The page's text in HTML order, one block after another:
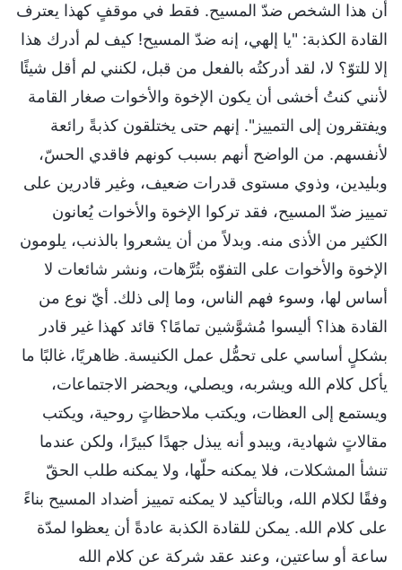
أن هذا الشخص ضدّ المسيح. فقط في موقفٍ كهذا يعترف
القادة الكذبة: "يا إلهي، إنه ضدّ المسيح! كيف لم أدرك هذا
إلا للتوّ؟ لا، لقد أدركتُه بالفعل من قبل، لكنني لم أقل شيئًا
لأنني كنتُ أخشى أن يكون الإخوة والأخوات صغار القامة
ويفتقرون إلى التمييز". إنهم حتى يختلقون كذبةً رائعة
لأنفسهم. من الواضح أنهم بسبب كونهم فاقدي الحسّ،
وبليدين، وذوي مستوى قدرات ضعيف، وغير قادرين على
تمييز ضدّ المسيح، فقد تركوا الإخوة والأخوات يُعانون
الكثير من الأذى منه. وبدلاً من أن يشعروا بالذنب، يلومون
الإخوة والأخوات على التفوّه بتُرَّهات، ونشر شائعات لا
أساس لها، وسوء فهم الناس، وما إلى ذلك. أيّ نوع من
القادة هذا؟ أليسوا مُشوَّشين تمامًا؟ قائد كهذا غير قادر
بشكلٍ أساسي على تحمُّل عمل الكنيسة. ظاهريًا، غالبًا ما
يأكل كلام الله ويشربه، ويصلي، ويحضر الاجتماعات،
ويستمع إلى العظات، ويكتب ملاحظاتٍ روحية، ويكتب
مقالاتٍ شهادية، ويبدو أنه يبذل جهدًا كبيرًا، ولكن عندما
تنشأ المشكلات، فلا يمكنه حلّها، ولا يمكنه طلب الحقّ
وفقًا لكلام الله، وبالتأكيد لا يمكنه تمييز أضداد المسيح بناءً
على كلام الله. يمكن للقادة الكذبة عادةً أن يعظوا لمدّة
ساعة أو ساعتين، وعند عقد شركة عن كلام الله